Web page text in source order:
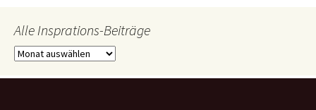
Alle Insprations-Beiträge
Alle
Beiträge